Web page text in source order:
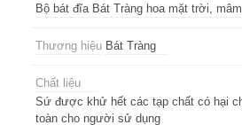
Bộ bát đĩa Bát Tràng hoa mặt trời,
Thương hiệu Bát Tràng
Chất liệu
Sứ được khử hết các tạp chất có hại
toàn cho người sử dụng